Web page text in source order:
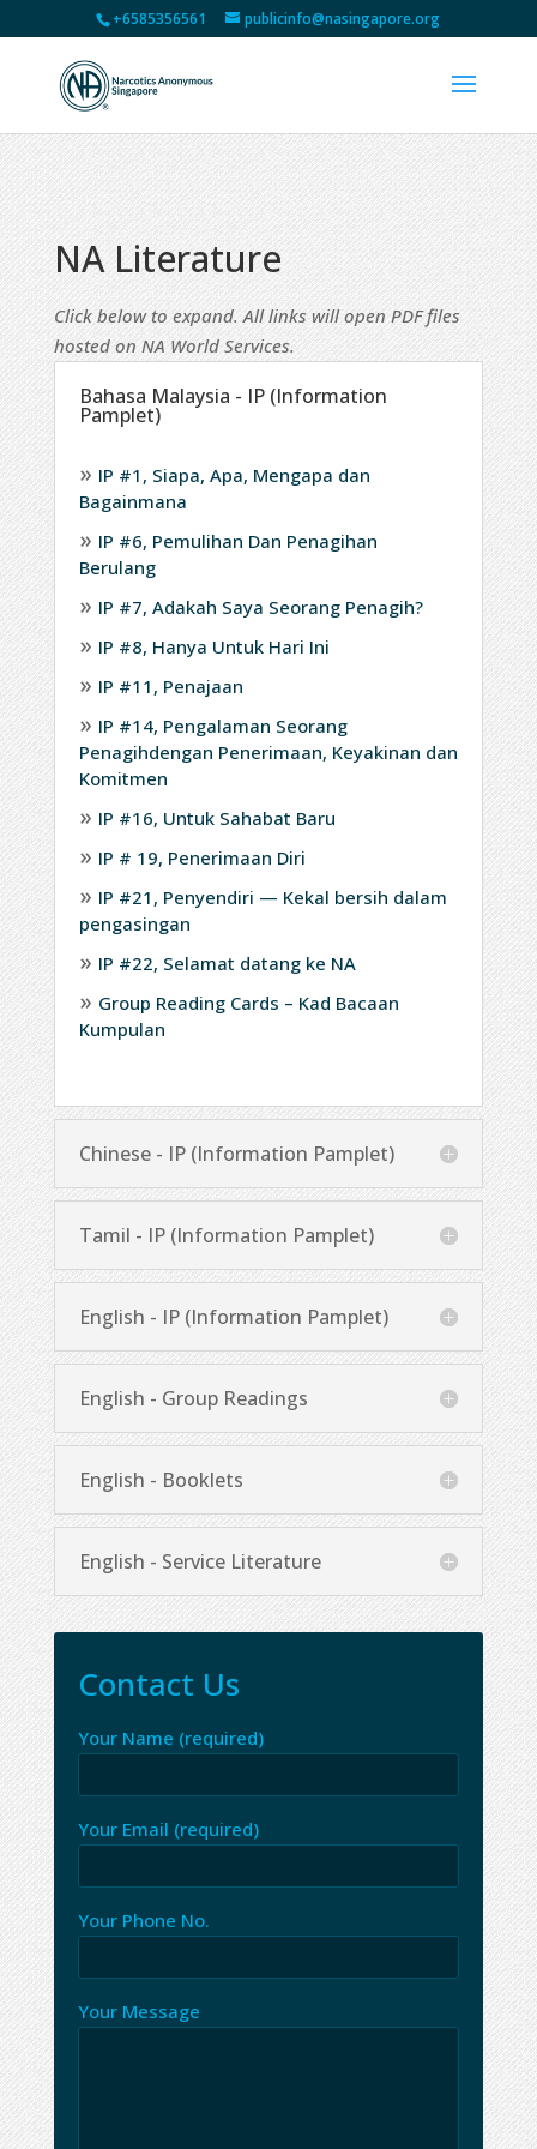
+6585356561 publicinfo@nasingapore.org
NA Literature
Click below to expand. All links will open PDF files
hosted on NA World Services.
Bahasa Malaysia - IP (Information
Pamplet)
IP #1, Siapa, Apa, Mengapa dan
Bagainmana
IP #6, Pemulihan Dan Penagihan
Berulang
IP #7, Adakah Saya Seorang Penagih?
IP #8, Hanya Untuk Hari Ini
IP #11, Penajaan
IP #14, Pengalaman Seorang
Penagihdengan Penerimaan, Keyakinan dan
Komitmen
IP #16, Untuk Sahabat Baru
IP # 19, Penerimaan Diri
IP #21, Penyendiri — Kekal bersih dalam
pengasingan
IP #22, Selamat datang ke NA
Group Reading Cards – Kad Bacaan
Kumpulan
Chinese - IP (Information Pamplet)
Tamil - IP (Information Pamplet)
English - IP (Information Pamplet)
English - Group Readings
English - Booklets
English - Service Literature
Contact Us
Your Name (required)
Your Email (required)
Your Phone No.
Your Message